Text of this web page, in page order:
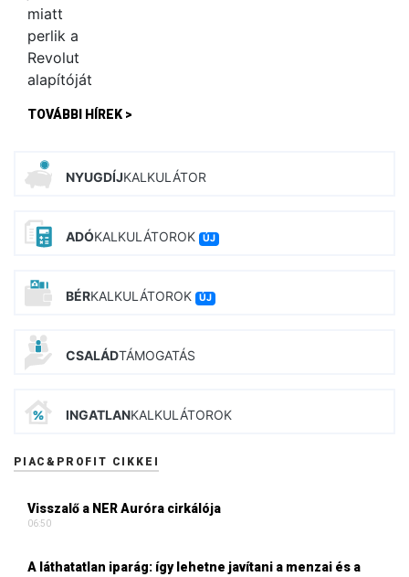
TOVÁBBI HÍREK >
NYUGDÍJKALKULÁTOR
ADÓKALKULÁTOROK ÚJ
BÉRKALKULÁTOROK ÚJ
CSALÁDTÁMOGATÁS
INGATLANKALKULÁTOROK
PIAC&PROFIT CIKKEI
Visszalő a NER Auróra cirkálója
06:50
A láthatatlan iparág: így lehetne javítani a menzai és a